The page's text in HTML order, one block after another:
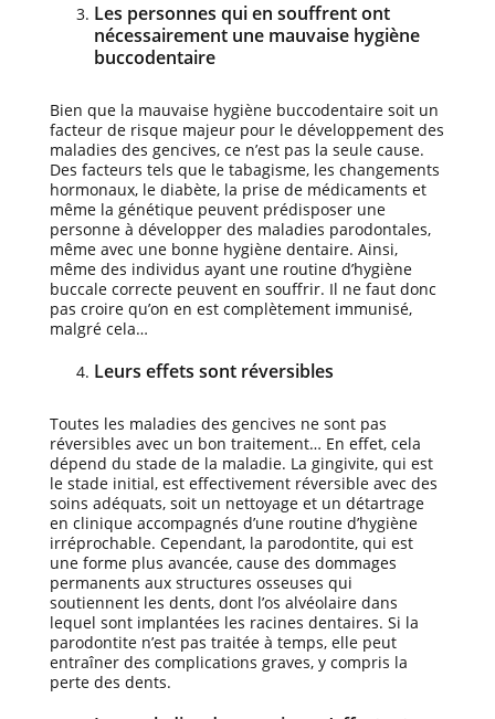
Les personnes qui en souffrent ont
nécessairement une mauvaise hygiène
buccodentaire
Bien que la mauvaise hygiène buccodentaire soit un
facteur de risque majeur pour le développement des
maladies des gencives, ce n’est pas la seule cause.
Des facteurs tels que le tabagisme, les changements
hormonaux, le diabète, la prise de médicaments et
même la génétique peuvent prédisposer une
personne à développer des maladies parodontales,
même avec une bonne hygiène dentaire. Ainsi,
même des individus ayant une routine d’hygiène
buccale correcte peuvent en souffrir. Il ne faut donc
pas croire qu’on en est complètement immunisé,
malgré cela…
Leurs effets sont réversibles
Toutes les maladies des gencives ne sont pas
réversibles avec un bon traitement… En effet, cela
dépend du stade de la maladie. La gingivite, qui est
le stade initial, est effectivement réversible avec des
soins adéquats, soit un nettoyage et un détartrage
en clinique accompagnés d’une routine d’hygiène
irréprochable. Cependant, la parodontite, qui est
une forme plus avancée, cause des dommages
permanents aux structures osseuses qui
soutiennent les dents, dont l’os alvéolaire dans
lequel sont implantées les racines dentaires. Si la
parodontite n’est pas traitée à temps, elle peut
entraîner des complications graves, y compris la
perte des dents.